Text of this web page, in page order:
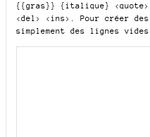
{{gras}} {italique} <quote>
<del> <ins> . Pour créer
simplement des lignes